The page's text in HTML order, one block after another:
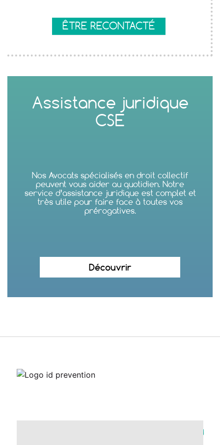
ÊTRE RECONTACTÉ
Assistance juridique
CSE
Nos Avocats spécialisés en droit collectif
peuvent vous aider au quotidien. Notre
service d’assistance juridique est complet et
très utile pour faire face à toutes vos
prérogatives.
Découvrir